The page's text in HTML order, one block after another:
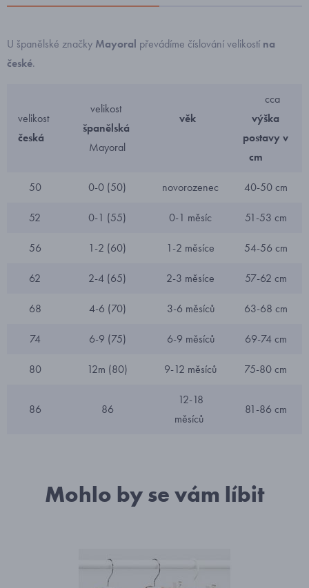
U španělské značky Mayoral převádíme číslování velikostí na
české.
velikost
česká
velikost
španělská
Mayoral
věk
cca
výška
postavy v
cm
50 0-0 (50) novorozenec 40-50 cm
52 0-1 (55) 0-1 měsíc 51-53 cm
56 1-2 (60) 1-2 měsíce 54-56 cm
62 2-4 (65) 2-3 měsíce 57-62 cm
68 4-6 (70) 3-6 měsíců 63-68 cm
74 6-9 (75) 6-9 měsíců 69-74 cm
80 12m (80) 9-12 měsíců 75-80 cm
86 86
12-18
měsíců
81-86 cm
Mohlo by se vám líbit